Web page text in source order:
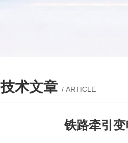
技术文章 / ARTICLE
铁路牵引